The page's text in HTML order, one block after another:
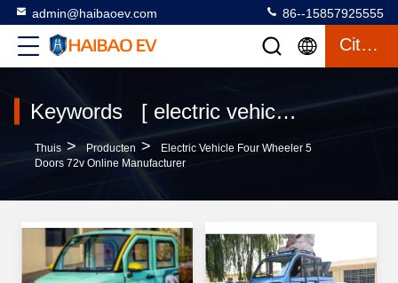
admin@haibaoev.com 86--15857925555
Citaat
Keywords [ electric vehicle four wheeler 5 doors 72v ] Match 10 producten
Thuis > Producten >
Electric Vehicle Four Wheeler 5
Doors 72v Online Manufacturer